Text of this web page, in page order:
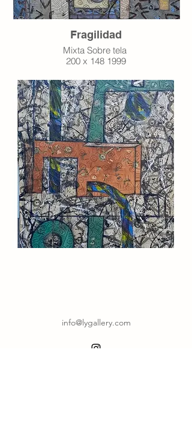
Fragilidad
Mixta Sobre tela
200 x 148 1999
info@lygallery.com